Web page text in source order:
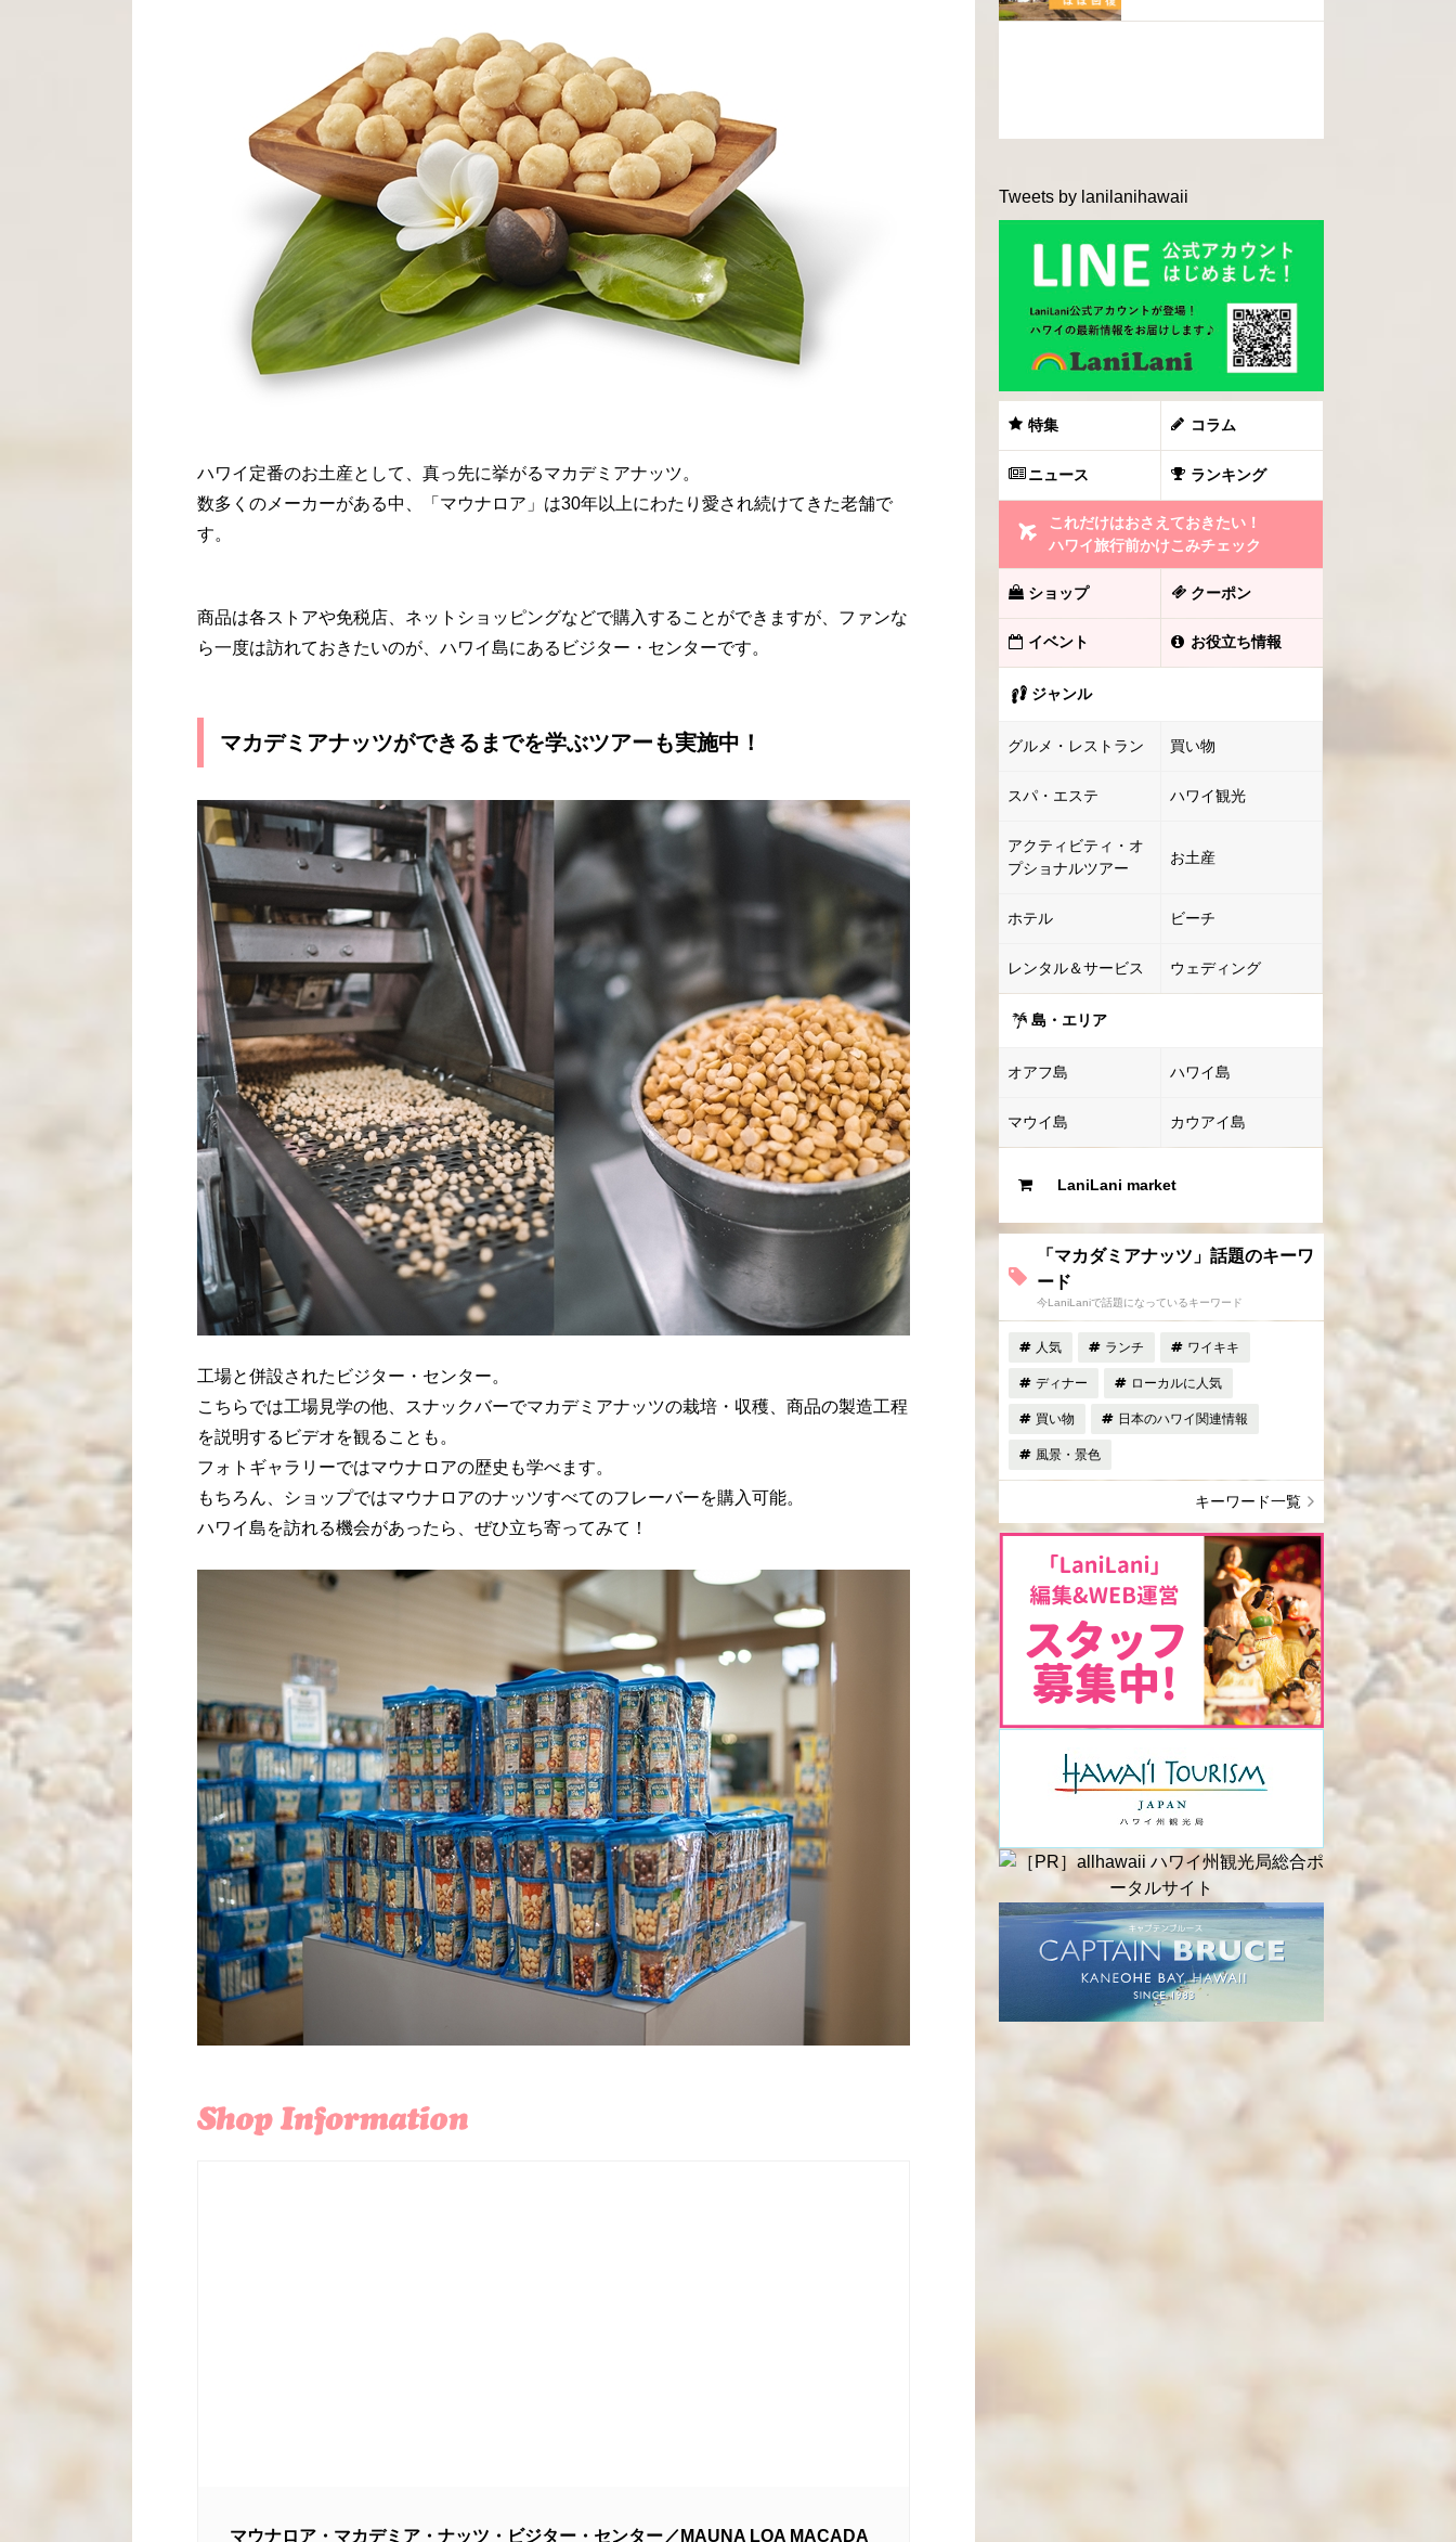
ハワイ定番のお土産として、真っ先に挙がるマカデミアナッツ。
数多くのメーカーがある中、「マウナロア」は30年以上にわたり愛され続けてきた老舗で
す。
商品は各ストアや免税店、ネットショッピングなどで購入することができますが、ファンな
ら一度は訪れておきたいのが、ハワイ島にあるビジター・センターです。
マカデミアナッツができるまでを学ぶツアーも実施中！
工場と併設されたビジター・センター。
こちらでは工場見学の他、スナックバーでマカデミアナッツの栽培・収穫、商品の製造工程
を説明するビデオを観ることも。
フォトギャラリーではマウナロアの歴史も学べます。
もちろん、ショップではマウナロアのナッツすべてのフレーバーを購入可能。
ハワイ島を訪れる機会があったら、ぜひ立ち寄ってみて！
マウナロア・マカデミア・ナッツ・ビジター・センター／MAUNA LOA MACADA
Tweets by lanilanihawaii
特集 コラム
ニュース ランキング
これだけはおさえておきたい！
ハワイ旅行前かけこみチェック
ショップ クーポン
イベント お役立ち情報
ジャンル
グルメ・レストラン 買い物
スパ・エステ ハワイ観光
アクティビティ・オ
プショナルツアー
お土産
ホテル ビーチ
レンタル＆サービス ウェディング
島・エリア
オアフ島 ハワイ島
マウイ島 カウアイ島
LaniLani market
「マカダミアナッツ」話題のキーワ
ード
今LaniLaniで話題になっているキーワード
人気 ランチ ワイキキ
ディナー ローカルに人気
買い物 日本のハワイ関連情報
風景・景色
キーワード一覧